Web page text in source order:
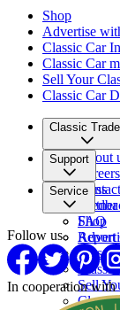
Shop
Advertise
Classic Car
Classic Car
Sell Your
Classic Car
Classic
About
Careers
Press
Partner
Support
Contact
FAQ
Report
Service
Shop
Sell
Follow us
In cooperation with